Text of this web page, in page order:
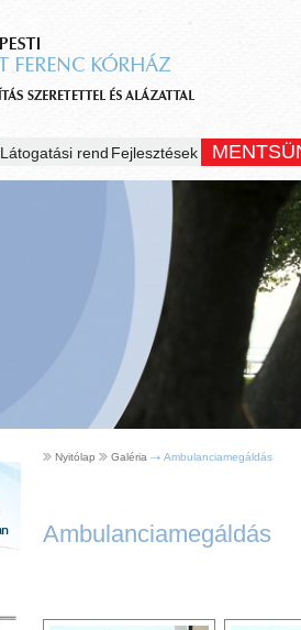
Látogatási rend Fejlesztések
Nyitólap Galéria Ambulanciamegáldás
Ambulanciamegáldás